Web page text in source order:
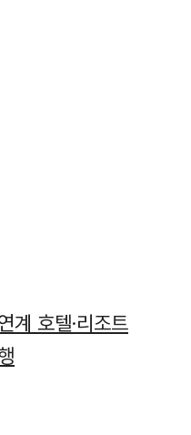
계 호텔·리조트